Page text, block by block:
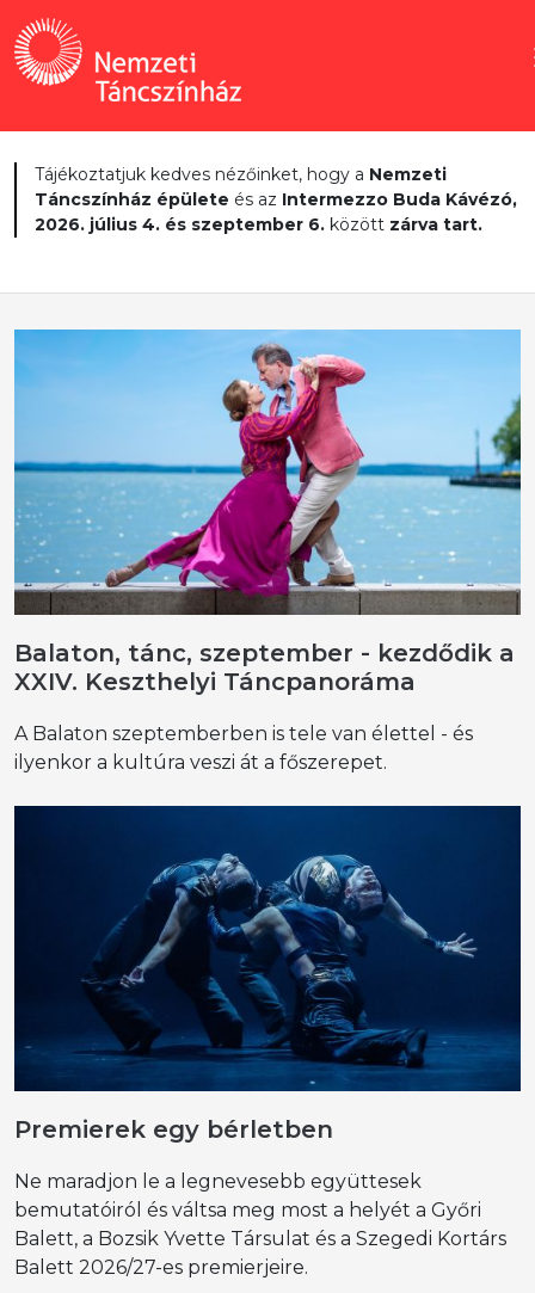
Tájékoztatjuk kedves nézőinket, hogy a Nemzeti
Táncszínház épülete és az Intermezzo Buda Kávézó,
2026. július 4. és szeptember 6. között zárva tart.
Balaton, tánc, szeptember - kezdődik a
XXIV. Keszthelyi Táncpanoráma
A Balaton szeptemberben is tele van élettel - és
ilyenkor a kultúra veszi át a főszerepet.
Premierek egy bérletben
Ne maradjon le a legnevesebb együttesek
bemutatóiról és váltsa meg most a helyét a Győri
Balett, a Bozsik Yvette Társulat és a Szegedi Kortárs
Balett 2026/27-es premierjeire.